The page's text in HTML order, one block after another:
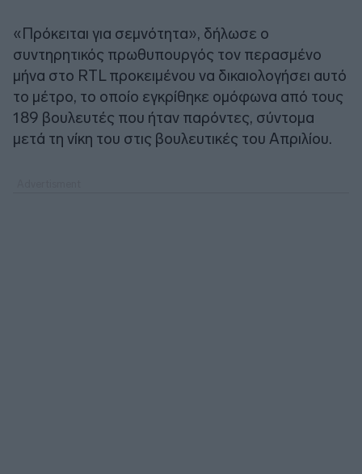
«Πρόκειται για σεμνότητα», δήλωσε ο
συντηρητικός πρωθυπουργός τον περασμένο
μήνα στο RTL προκειμένου να δικαιολογήσει αυτό
το μέτρο, το οποίο εγκρίθηκε ομόφωνα από τους
189 βουλευτές που ήταν παρόντες, σύντομα
μετά τη νίκη του στις βουλευτικές του Απριλίου.